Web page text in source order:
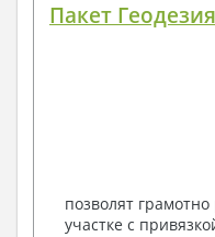
Пакет Геодезия
позволят
участке с